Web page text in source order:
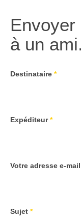
Envoyer
à un ami.
Destinataire *
Expéditeur*
Votre adresse e-mail
Sujet *